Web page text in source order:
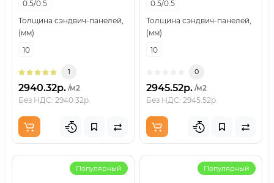
0.5/0.5
Толщина сэндвич-панелей,
(мм)
10
1
2940.32р. /м2
Без НДС: 2940.32р.
0.5/0.5
Толщина сэндвич-панелей,
(мм)
10
0
2945.52р. /м2
Без НДС: 2945.52р.
Популярный Популярный